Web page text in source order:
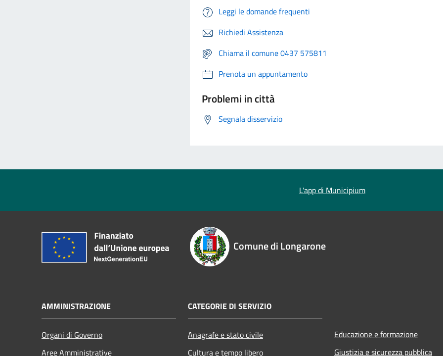
Leggi le domande frequenti
Richiedi Assistenza
Chiama il comune 0437 575811
Prenota un appuntamento
Problemi in città
Segnala disservizio
L'app di Municipium
Comune di Longarone
AMMINISTRAZIONE
Organi di Governo
Aree Amministrative
CATEGORIE DI SERVIZIO
Anagrafe e stato civile
Cultura e tempo libero
Educazione e formazione
Giustizia e sicurezza pubblica